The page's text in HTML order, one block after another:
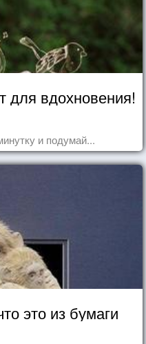
для вдохновения!
и подумай...
это из бумаги